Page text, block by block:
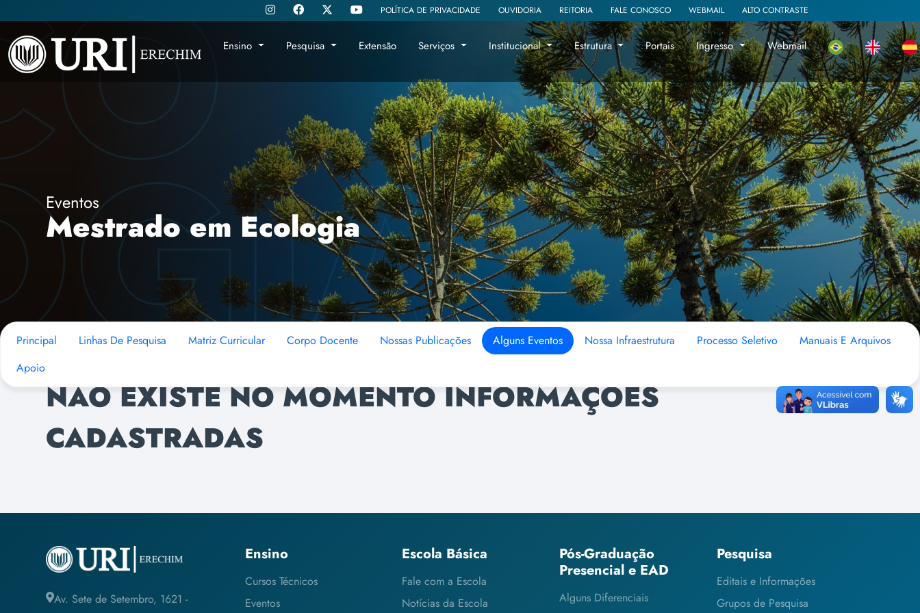
Ensino Pesquisa Extensão Serviços Institucional Estrutura Portais Ingresso Webmail
POLÍTICA DE PRIVACIDADE OUVIDORIA REITORIA FALE CONOSCO WEBMAIL ALTO CONTRASTE
Eventos
Mestrado em Ecologia
Principal Linhas De Pesquisa Matriz Curricular Corpo Docente Nossas Publicações Alguns Eventos Nossa Infraestrutura Processo Seletivo
Manuais E Arquivos
Apoio
NÃO EXISTE NO MOMENTO INFORMAÇÕES
CADASTRADAS
Av. Sete de Setembro, 1621 -
Ensino
Cursos Técnicos
Eventos
Escola Básica
Fale com a Escola
Notícias da Escola
Pós-Graduação
Presencial e EAD
Alguns Diferenciais
Pesquisa
Editais e Informações
Grupos de Pesquisa